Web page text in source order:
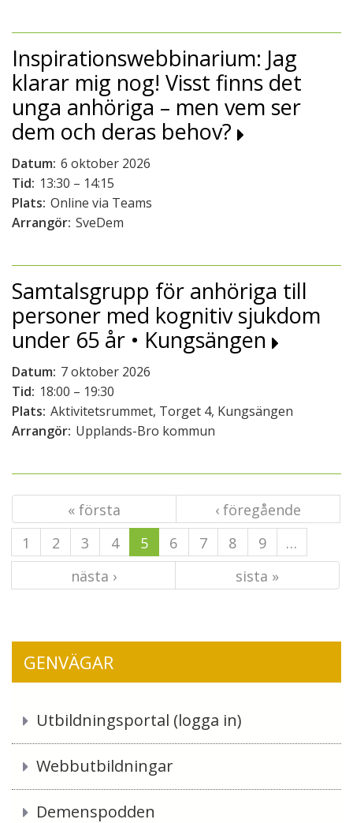
Inspirationswebbinarium: Jag
klarar mig nog! Visst finns det
unga anhöriga – men vem ser
dem och deras behov?
Datum: 6 oktober 2026
Tid: 13:30 – 14:15
Plats: Online via Teams
Arrangör: SveDem
Samtalsgrupp för anhöriga till
personer med kognitiv sjukdom
under 65 år • Kungsängen
Datum: 7 oktober 2026
Tid: 18:00 – 19:30
Plats: Aktivitetsrummet, Torget 4, Kungsängen
Arrangör: Upplands-Bro kommun
« första
‹ föregående
1
2 3 4 5 6 7 8 9
…
nästa ›
sista »
GENVÄGAR
Utbildningsportal (logga in)
Webbutbildningar
Demenspodden